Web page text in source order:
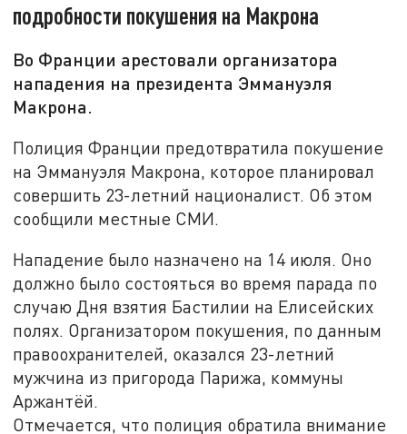
подробности покушения на Макрона
Во Франции арестовали организатора
нападения на президента Эммануэля
Макрона.
Полиция Франции предотвратила покушение
на Эммануэля Макрона, которое планировал
совершить 23-летний националист. Об этом
сообщили местные СМИ.
Нападение было назначено на 14 июля. Оно
должно было состояться во время парада по
случаю Дня взятия Бастилии на Елисейских
полях. Организатором покушения, по данным
правоохранителей, оказался 23-летний
мужчина из пригорода Парижа, коммуны
Аржантёй.
Отмечается, что полиция обратила внимание